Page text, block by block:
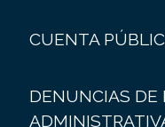
CUENTA
DENUNCIAS DE